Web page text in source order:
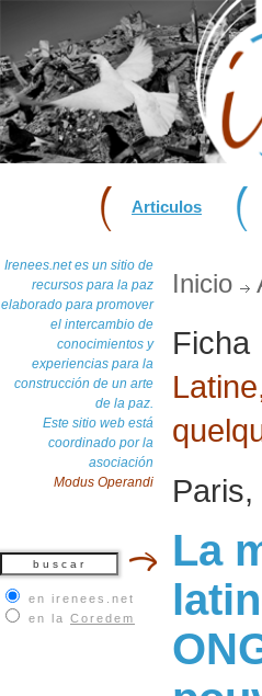
Articulos
Irenees.net es un sitio de
recursos para la paz
elaborado para promover
el intercambio de
conocimientos y
experiencias para la
construcción de un arte
de la paz.
Este sitio web está
coordinado por la
asociación
Modus Operandi
en irenees.net
en la Coredem
Inicio
Paris,
La